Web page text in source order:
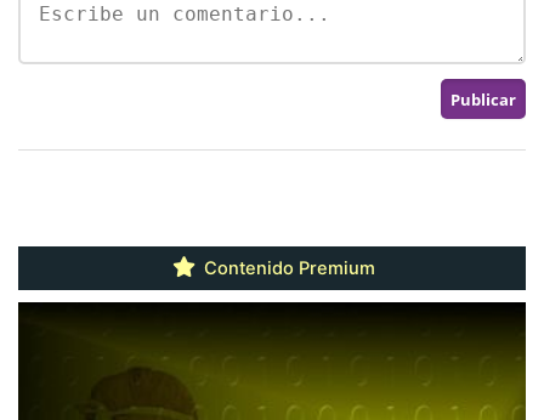
Contenido Premium